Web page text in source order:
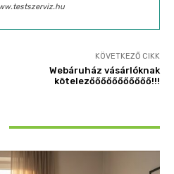
KÖVETKEZŐ CIKK
Webáruház vásárlóknak
kötelezőőőőőőőőőőő!!!